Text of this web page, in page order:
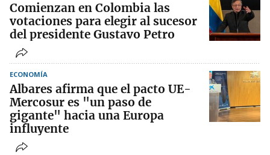
Comienzan en Colombia las
votaciones para elegir al sucesor
del presidente Gustavo Petro
ECONOMÍA
Albares afirma que el pacto UE-
Mercosur es "un paso de
gigante" hacia una Europa
influyente